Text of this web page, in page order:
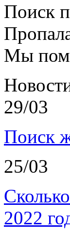
Поиск
Мы
29/03
Поиск
25/03
2022